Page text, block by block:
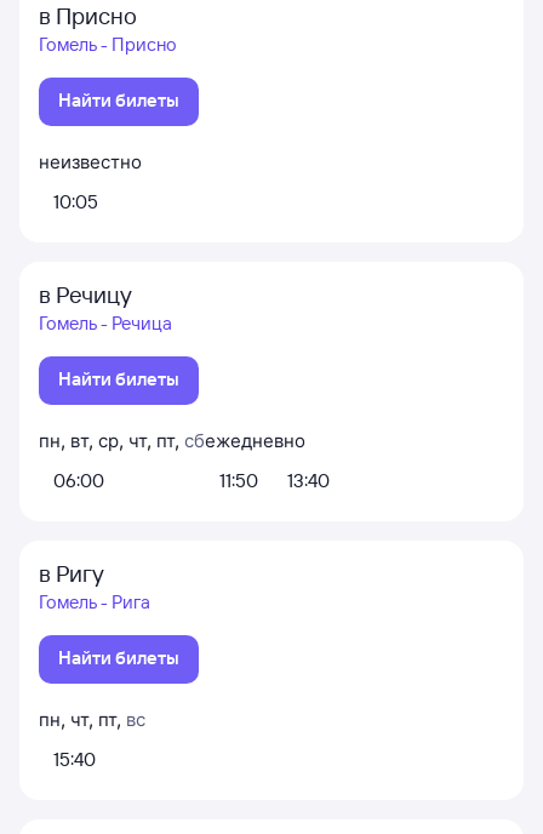
в Присно
Гомель - Присно
Найти билеты
неизвестно
10:05
в Речицу
Гомель - Речица
Найти билеты
пн, вт, ср, чт, пт, сб
06:00
ежедневно
11:50
13:40
в Ригу
Гомель - Рига
Найти билеты
пн, чт, пт, вс
15:40